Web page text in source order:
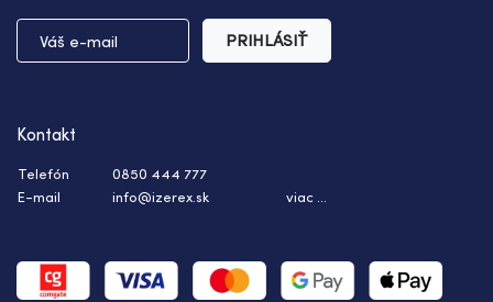
PRIHLÁSIŤ
Kontakt
Telefón
0850 444 777
E-mail
info@izerex.sk viac ...